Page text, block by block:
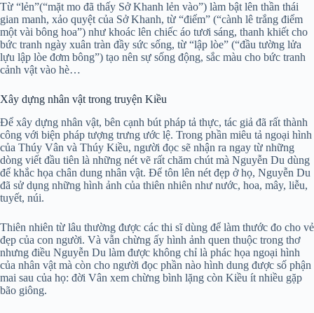
Từ “lẻn”(“mặt mo đã thấy Sở Khanh lẻn vào”) làm bật lên thần thái
gian manh, xảo quyệt của Sở Khanh, từ “điểm” (“cành lê trắng điểm
một vài bông hoa”) như khoác lên chiếc áo tươi sáng, thanh khiết cho
bức tranh ngày xuân tràn đầy sức sống, từ “lập lòe” (“đầu tường lửa
lựu lập lòe đơm bông”) tạo nên sự sống động, sắc màu cho bức tranh
cảnh vật vào hè…
Xây dựng nhân vật trong truyện Kiều
Để xây dựng nhân vật, bên cạnh bút pháp tả thực, tác giả đã rất thành
công với biện pháp tượng trưng ước lệ. Trong phần miêu tả ngoại hình
của Thúy Vân và Thúy Kiều, người đọc sẽ nhận ra ngay từ những
dòng viết đầu tiên là những nét vẽ rất chăm chút mà Nguyễn Du dùng
để khắc họa chân dung nhân vật. Để tôn lên nét đẹp ở họ, Nguyễn Du
đã sử dụng những hình ảnh của thiên nhiên như nước, hoa, mây, liễu,
tuyết, núi.
Thiên nhiên từ lâu thường được các thi sĩ dùng để làm thước đo cho vẻ
đẹp của con người. Và vẫn chừng ấy hình ảnh quen thuộc trong thơ
nhưng điều Nguyễn Du làm được không chỉ là phác họa ngoại hình
của nhân vật mà còn cho người đọc phần nào hình dung được số phận
mai sau của họ: đời Vân xem chừng bình lặng còn Kiều ít nhiều gặp
bão giông.